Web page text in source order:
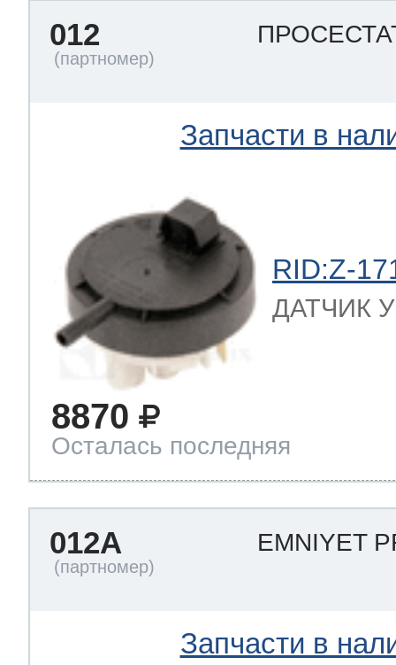
012
Запчасти в
RID:Z-
ДАТЧИК
8870
Осталась последняя
012A EMNIYET
Запчасти в